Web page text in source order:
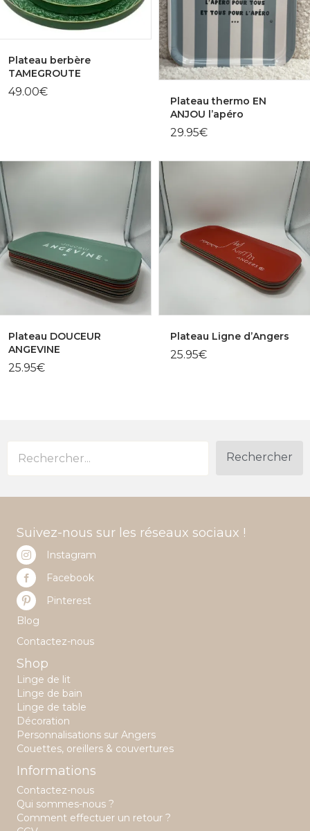
Plateau berbère
TAMEGROUTE
49.00€
Plateau thermo EN
ANJOU l’apéro
29.95€
Plateau DOUCEUR
ANGEVINE
25.95€
Plateau Ligne d’Angers
25.95€
Rechercher
Suivez-nous sur les réseaux sociaux !
Instagram
Facebook
Pinterest
Blog
Contactez-nous
Shop
Linge de lit
Linge de bain
Linge de table
Décoration
Personnalisations sur Angers
Couettes, oreillers & couvertures
Informations
Contactez-nous
Qui sommes-nous ?
Comment effectuer un retour ?